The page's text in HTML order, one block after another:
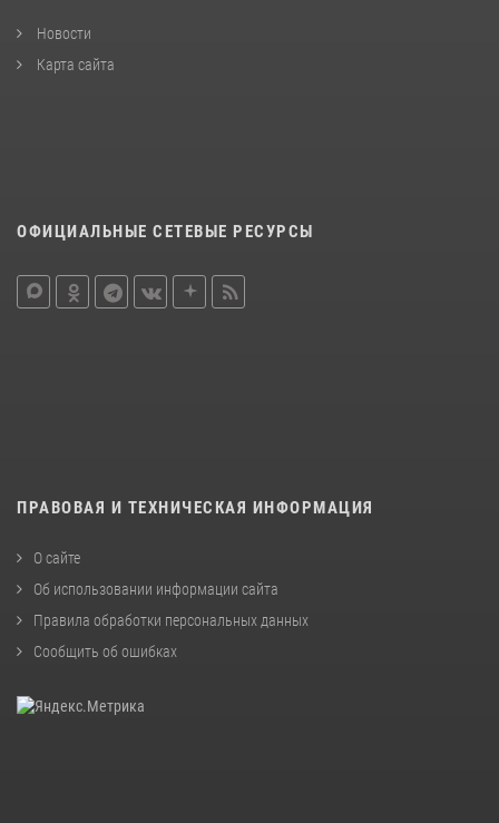
Новости
Карта сайта
ОФИЦИАЛЬНЫЕ СЕТЕВЫЕ РЕСУРСЫ
ПРАВОВАЯ И ТЕХНИЧЕСКАЯ ИНФОРМАЦИЯ
О сайте
Об использовании информации сайта
Правила обработки персональных данных
Сообщить об ошибках